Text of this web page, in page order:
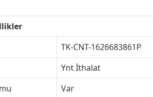
TK-CNT-1626683861P
Ynt İthalat
Var